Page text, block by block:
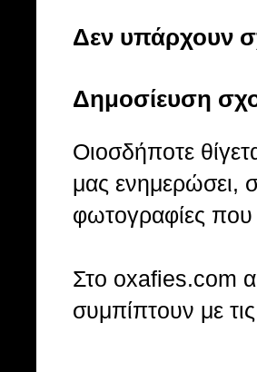
Δεν υπάρχουν
Δημοσίευση
Οιοσδήποτε
μας ενημερώσει,
φωτογραφίες που
Στo oxafies.com
συμπίπτουν με